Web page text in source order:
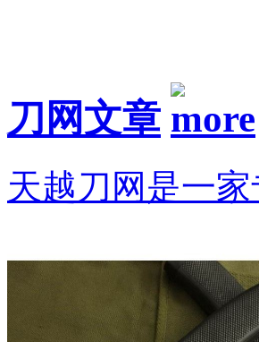
刀网文章
天越刀网是一